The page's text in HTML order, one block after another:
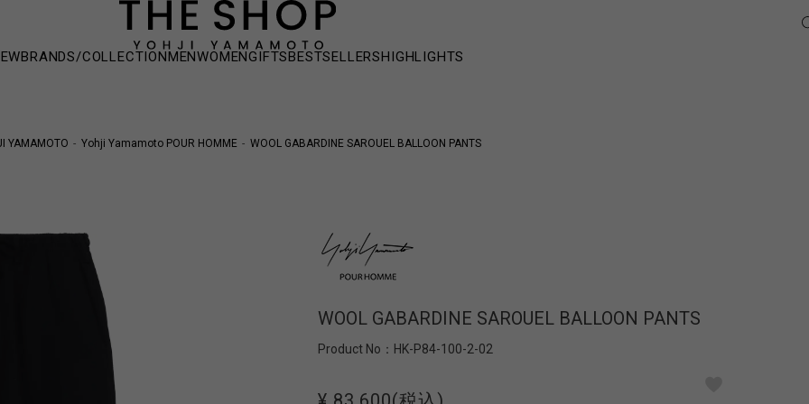
BRANDS/COLLECTIONMENWOMENGIFTSBESTSELLERSHIGHLIGHTS
YAMAMOTO Yohji Yamamoto POUR HOMME WOOL GABARDINE SAROUEL BALLOON PANTS
WOOL GABARDINE SAROUEL BALLOON PANTS
Product No： HK-P84-100-2-02